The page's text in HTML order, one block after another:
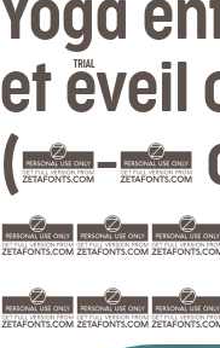
Yoga
et éveil
(3-5